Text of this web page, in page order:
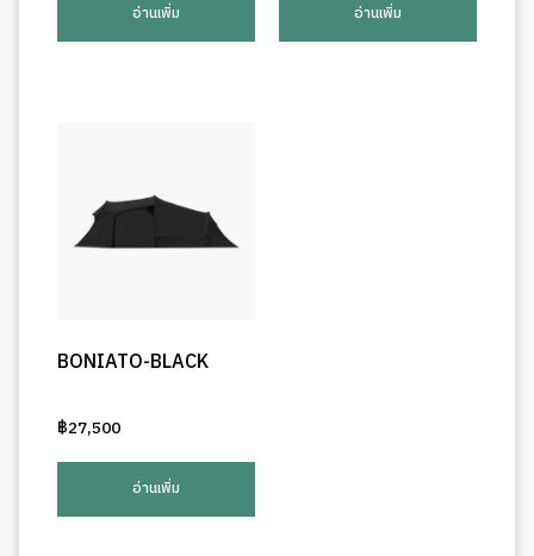
อ่านเพิ่ม อ่านเพิ่ม
BONIATO-BLACK
฿27,500
อ่านเพิ่ม